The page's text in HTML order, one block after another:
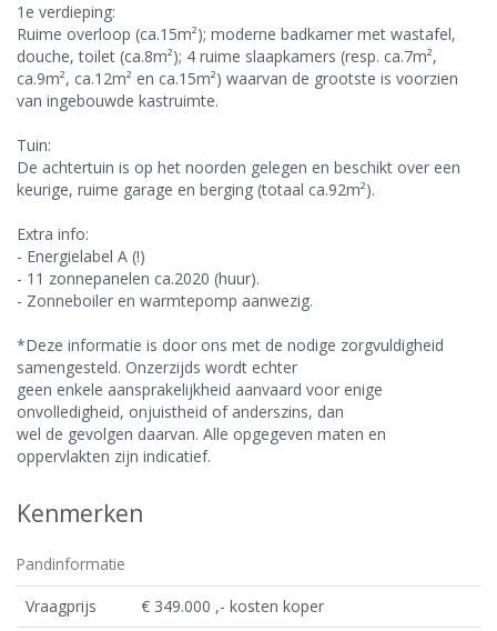
1e verdieping:
Ruime overloop (ca.15m²); moderne badkamer met wastafel,
douche, toilet (ca.8m²); 4 ruime slaapkamers (resp. ca.7m²,
ca.9m², ca.12m² en ca.15m²) waarvan de grootste is voorzien
van ingebouwde kastruimte.
Tuin:
De achtertuin is op het noorden gelegen en beschikt over een
keurige, ruime garage en berging (totaal ca.92m²).
Extra info:
- Energielabel A (!)
- 11 zonnepanelen ca.2020 (huur).
- Zonneboiler en warmtepomp aanwezig.
*Deze informatie is door ons met de nodige zorgvuldigheid
samengesteld. Onzerzijds wordt echter
geen enkele aansprakelijkheid aanvaard voor enige
onvolledigheid, onjuistheid of anderszins, dan
wel de gevolgen daarvan. Alle opgegeven maten en
oppervlakten zijn indicatief.
Kenmerken
Pandinformatie
Vraagprijs
€ 349.000 ,- kosten koper